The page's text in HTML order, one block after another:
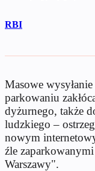
RBI
Masowe
parkowaniu
dyżurnego, także
ludzkiego –
nowym
źle
Warszawy".